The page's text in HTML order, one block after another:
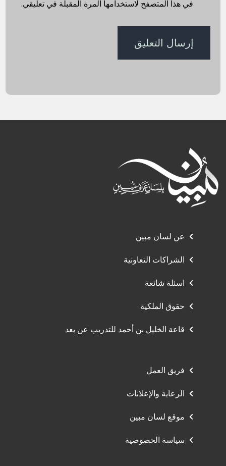
في هذا المتصفح لاستخدامها المرة المقبلة في تعليقي.
عن لسان مبين
الشراكات التعاونية
اسئلة شائعة
حقوق الملكية
قاعة الخليل بن أحمد للتدريب عن بعد
فريق العمل
الرعاية والإعلانات
موقع لسان مبين
سياسة الخصوصية